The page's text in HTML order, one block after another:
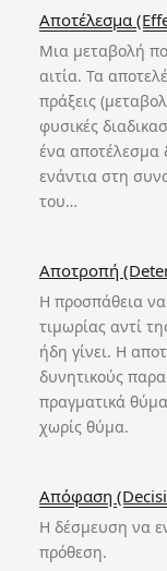
Αποτέλεσμα
Μια μεταβολή
αιτία. Τα
πράξεις
φυσικές
ένα αποτέλεσμα
ενάντια στη
του…
Αποτροπή
Η προσπάθεια
τιμωρίας αντί
ήδη γίνει. Η
δυνητικούς
πραγματικά
χωρίς θύμα.
Απόφαση
Η δέσμευση να
πρόθεση.